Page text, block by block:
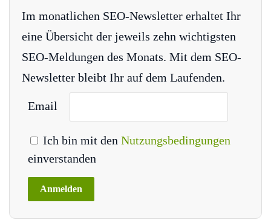
Im monatlichen SEO-Newsletter erhaltet Ihr
eine Übersicht der jeweils zehn wichtigsten
SEO-Meldungen des Monats. Mit dem SEO-
Newsletter bleibt Ihr auf dem Laufenden.
Email
Ich bin mit den Nutzungsbedingungen
einverstanden